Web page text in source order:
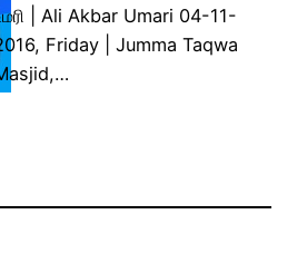
| Ali Akbar Umari 04-11-
Friday | Jumma Taqwa